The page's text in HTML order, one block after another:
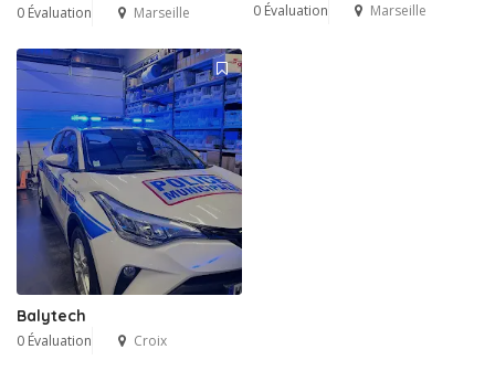
0 Évaluation Marseille 0 Évaluation Marseille
Balytech
0 Évaluation Croix